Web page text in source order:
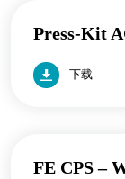
Press-Kit
下载
FE CPS –